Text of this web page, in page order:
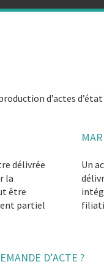
d’actes
délivrée
la
être
partiel
Un
D’ACTE ?